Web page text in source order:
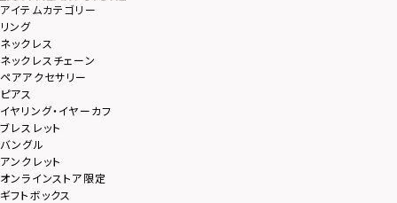
アイテムカテゴリー
リング
ネックレス
ネックレスチェーン
ペアアクセサリー
ピアス
イヤリング・イヤーカフ
ブレスレット
バングル
アンクレット
オンラインストア限定
ギフトボックス